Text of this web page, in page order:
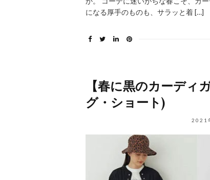
になる厚手のものも、サラッと着 […]
【春に黒のカーディ
グ・ショート)
2021